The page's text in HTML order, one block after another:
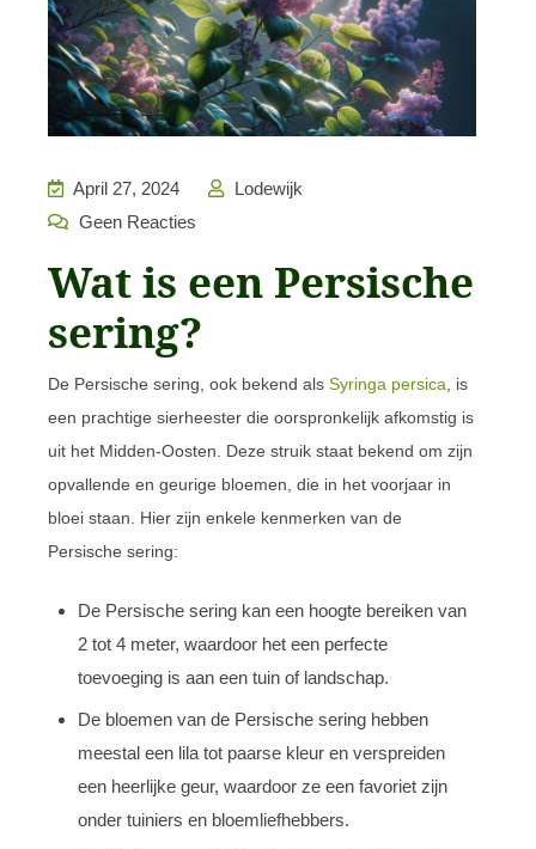
April 27, 2024
Lodewijk
Geen Reacties
Wat is een Persische
sering?
De Persische sering, ook bekend als Syringa persica , is
een prachtige sierheester die oorspronkelijk afkomstig is
uit het Midden-Oosten. Deze struik staat bekend om zijn
opvallende en geurige bloemen, die in het voorjaar in
bloei staan. Hier zijn enkele kenmerken van de
Persische sering:
De Persische sering kan een hoogte bereiken van
2 tot 4 meter, waardoor het een perfecte
toevoeging is aan een tuin of landschap.
De bloemen van de Persische sering hebben
meestal een lila tot paarse kleur en verspreiden
een heerlijke geur, waardoor ze een favoriet zijn
onder tuiniers en bloemliefhebbers.